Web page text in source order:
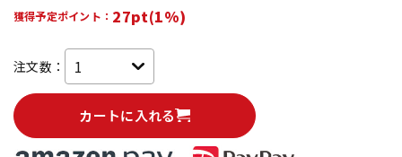
獲得予定ポイント： 27pt(1%)
注文数：
カートに入れる